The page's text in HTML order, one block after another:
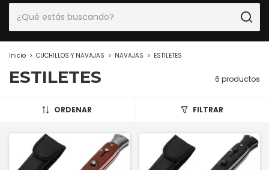
Inicio > CUCHILLOS Y NAVAJAS > NAVAJAS > ESTILETES
ESTILETES 6 productos
ORDENAR FILTRAR